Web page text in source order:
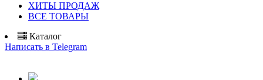
ХИТЫ ПРОДАЖ
ВСЕ ТОВАРЫ
Каталог
Написать в Telegram